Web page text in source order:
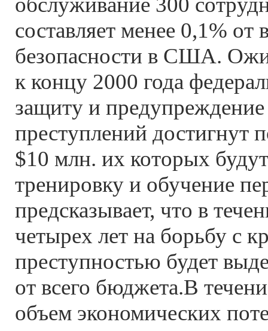
составляет менее 0,1% от
безопасности в США.
к концу 2000 года
защиту и
преступлений достигнут
$10 млн. их которых
тренировку и обучение
предсказывает, что в
четырех лет на борьбу с
преступностью будет
от всего бюджета.В
объем экономических